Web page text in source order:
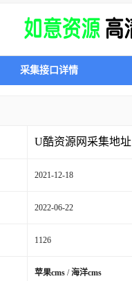
采集接口详情
U酷资源网采集地址
2021-12-18
2022-06-22
1126
苹果cms /海洋cms